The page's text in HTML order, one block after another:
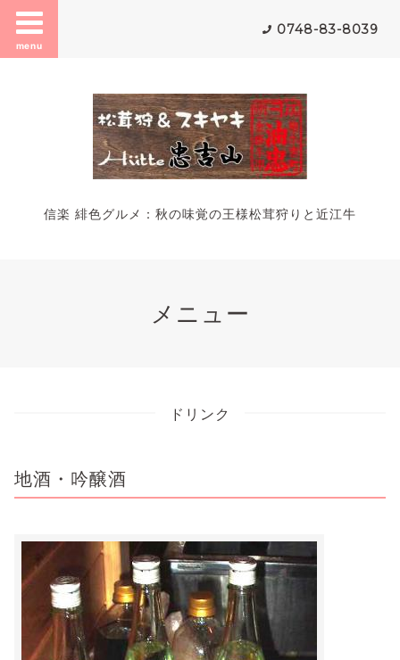
menu
0748-83-8039
信楽 緋色グルメ：秋の味覚の王様松茸狩りと近江牛
メニュー
ドリンク
地酒・吟醸酒